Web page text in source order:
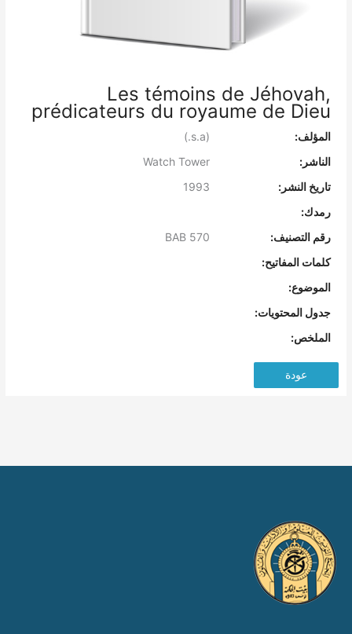
Les témoins de Jéhovah,
prédicateurs du royaume de Dieu
المؤلف:
(s.a.)
الناشر:
Watch Tower
تاريخ النشر:
رمدك:
رقم التصنيف:
كلمات المفاتيح:
الموضوع:
جدول المحتويات:
الملخص:
عودة